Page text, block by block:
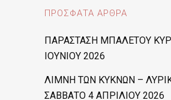
ΠΡΌΣΦΑΤΑ ΆΡΘΡΑ
ΠΑΡΑΣΤΑΣΗ ΜΠΑΛΕΤΟΥ
ΙΟΥΝΙΟΥ 2026
ΛΙΜΝΗ ΤΩΝ ΚΥΚΝΩΝ –
ΣΑΒΒΑΤΟ 4 ΑΠΡΙΛΙΟΥ 2026